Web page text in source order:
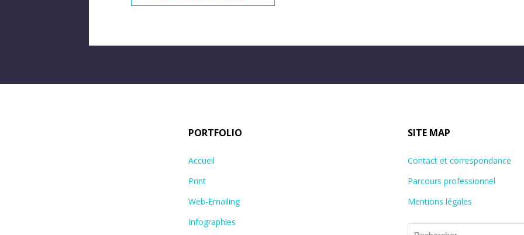
PORTFOLIO
Accueil
Print
Web-Emailing
Infographies
SITE MAP
Contact et correspondance
Parcours professionnel
Mentions légales
Rechercher :